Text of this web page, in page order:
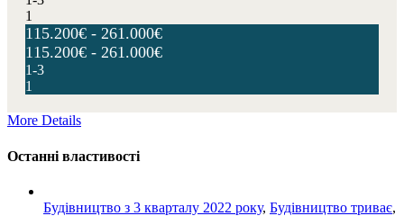
1
115.200€ - 261.000€
115.200€ - 261.000€
1-3
1
More Details
Останні властивості
Будівництво з 3 кварталу 2022 року, Будівництво триває,